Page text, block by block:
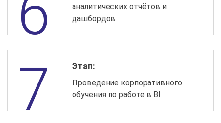
аналитических отчётов и
дашбордов
Этап:
Проведение корпоративного
обучения по работе в BI